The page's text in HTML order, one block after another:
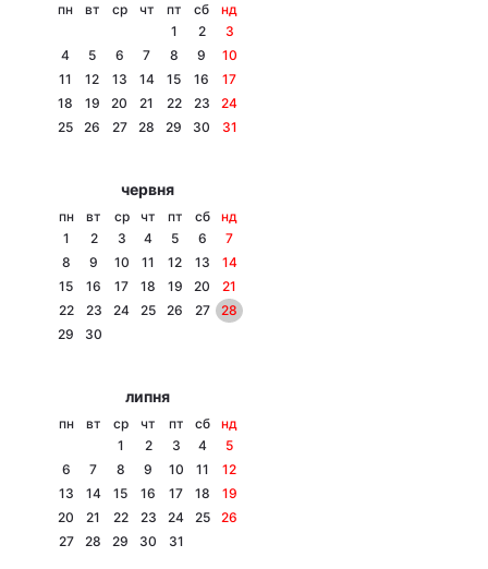
Економіка
Спорт
Техно і зв'язок
Цікавинки
Екологія
Інтерв'ю
Архів
пн вт ср чт пт сб
нд
1
2
3
4
5 6 7 8 9
10
11
12 13 14 15 16
17
18
19 20 21 22 23
24
25
26 27 28 29 30 31
червня
пн вт ср чт пт сб
нд
1
2 3 4 5 6
7
8
9 10 11 12 13
14
15
16 17 18 19 20
21
22
23 24 25 26 27
28
29
30
липня
пн вт ср чт пт сб
нд
1
2 3 4
5
6
7 8 9 10 11
12
13
14 15 16 17 18
19
20
21 22 23 24 25
26
27
28 29 30 31